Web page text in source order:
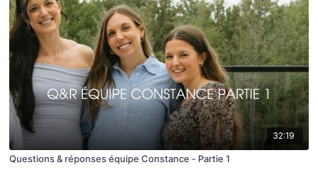
32:19
Questions & réponses équipe Constance - Partie 1